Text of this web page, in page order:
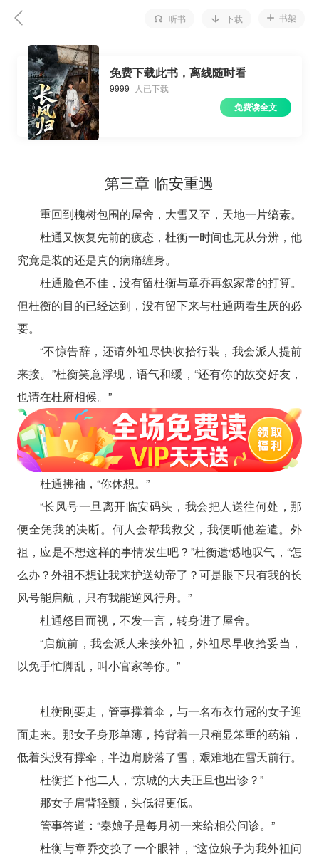
听书 下载 书架
免费下载此书，离线随时看
9999+人已下载
免费读全文
第三章 临安重遇
重回到槐树包围的屋舍，大雪又至，天地一片缟素。
杜通又恢复先前的疲态，杜衡一时间也无从分辨，他
究竟是装的还是真的病痛缠身。
杜通脸色不佳，没有留杜衡与章乔再叙家常的打算。
但杜衡的目的已经达到，没有留下来与杜通两看生厌的必
要。
“不惊告辞，还请外祖尽快收拾行装，我会派人提前
来接。”杜衡笑意浮现，语气和缓，“还有你的故交好友，
也请在杜府相候。”
杜通拂袖，“你休想。”
“长风号一旦离开临安码头，我会把人送往何处，那
便全凭我的决断。何人会帮我救父，我便听他差遣。外
祖，应是不想这样的事情发生吧？”杜衡遗憾地叹气，“怎
么办？外祖不想让我来护送幼帝了？可是眼下只有我的长
风号能启航，只有我能逆风行舟。”
杜通怒目而视，不发一言，转身进了屋舍。
“启航前，我会派人来接外祖，外祖尽早收拾妥当，
以免手忙脚乱，叫小官家等你。”
杜衡刚要走，管事撑着伞，与一名布衣竹冠的女子迎
面走来。那女子身形单薄，挎背着一只稍显笨重的药箱，
低着头没有撑伞，半边肩膀落了雪，艰难地在雪天前行。
杜衡拦下他二人，“京城的大夫正旦也出诊？”
那女子肩背轻颤，头低得更低。
管事答道：“秦娘子是每月初一来给相公问诊。”
杜衡与章乔交换了一个眼神，“这位娘子为我外祖问